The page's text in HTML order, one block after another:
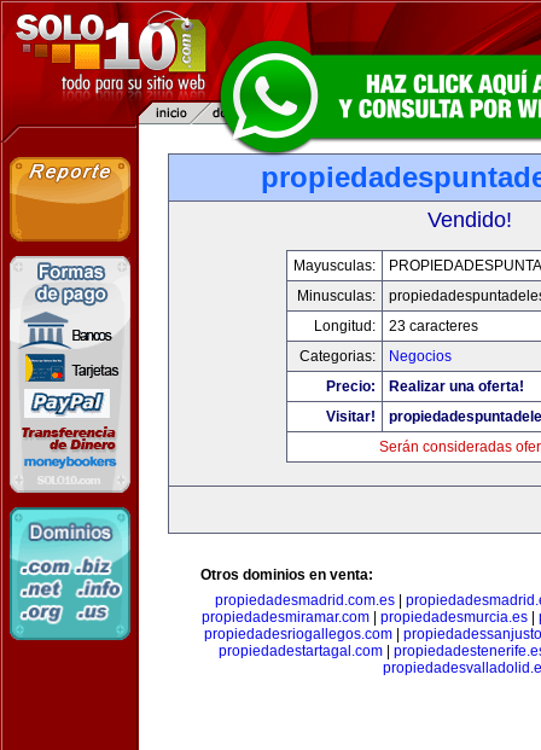
Vendido!
Mayusculas:
Minusculas:
Longitud:
23 caracteres
Categorias:
Negocios
Precio:
Realizar una oferta!
Visitar!
Serán consideradas
Otros dominios en venta:
propiedadesmadrid.com.es
propiedadesmiramar.com
propiedadesmurcia.es
propiedadesriogallegos.com|
propiedadestartagal.com|